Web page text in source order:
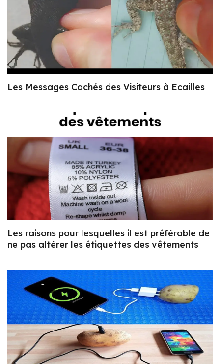
Les Messages Cachés des Visiteurs à Ecailles
Les raisons pour lesquelles il est préférable de
ne pas altérer les étiquettes des vêtements